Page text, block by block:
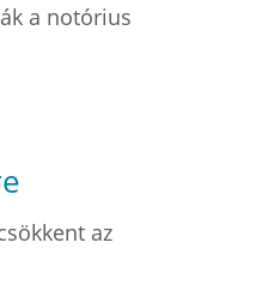
a notórius
az